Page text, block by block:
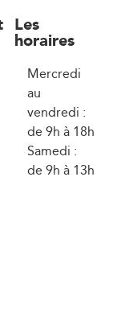
Les
horaires
Mercredi
au
vendredi :
de 9h à 18h
Samedi :
de 9h à 13h